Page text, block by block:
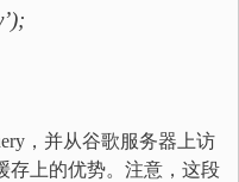
，并从谷歌服务器上访
存上的优势。注意，这段